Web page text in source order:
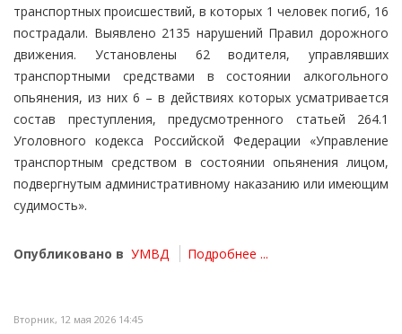
транспортных происшествий, в которых 1 человек погиб, 16
пострадали. Выявлено 2135 нарушений Правил дорожного
движения. Установлены 62 водителя, управлявших
транспортными средствами в состоянии алкогольного
опьянения, из них 6 – в действиях которых усматривается
состав преступления, предусмотренного статьей 264.1
Уголовного кодекса Российской Федерации «Управление
транспортным средством в состоянии опьянения лицом,
подвергнутым административному наказанию или имеющим
судимость».
Опубликовано в УМВД Подробнее ...
Вторник, 12 мая 2026 14:45